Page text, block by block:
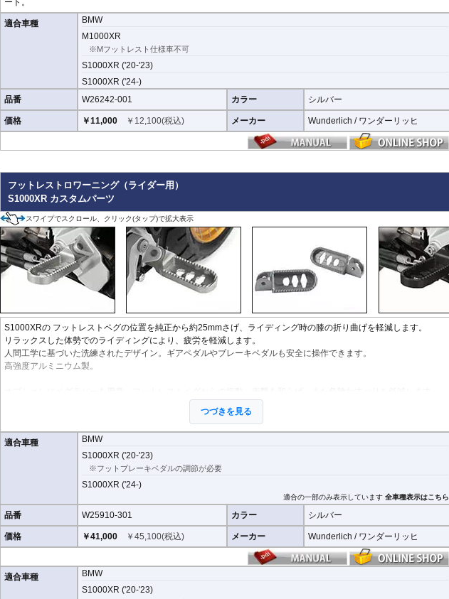
適合車種
BMW
M1000XR
※Mフットレスト仕様車不可
S1000XR ('20-'23)
S1000XR ('24-)
品番
W26242-001 カラー シルバー
価格 ￥11,000 ￥ 12,100(税込) メーカー Wunderlich / ワンダーリッヒ
フットレストロワーニング（ライダー用）
S1000XR カスタムパーツ
スワイプでスクロール、クリック(タップ)で拡大表示
S1000XRの フットレストペグの位置を純正から約25mmさげ、ライディング時の膝の折り曲げを軽減します。
リラックスした体勢でのライディングにより、疲労を軽減します。
人間工学に基づいた洗練されたデザイン。ギアペダルやブレーキペダルも安全に操作できます。
高強度アルミニウム製。
つづきを見る
適合車種
BMW
S1000XR ('20-'23)
※フットブレーキベダルの調節が必要
S1000XR ('24-)
適合の一部のみ表示しています 全車種表示はこちら
品番 W25910-301 カラー シルバー
価格 ￥41,000 ￥ 45,100(税込) メーカー Wunderlich / ワンダーリッヒ
適合車種
BMW
S1000XR ('20-'23)